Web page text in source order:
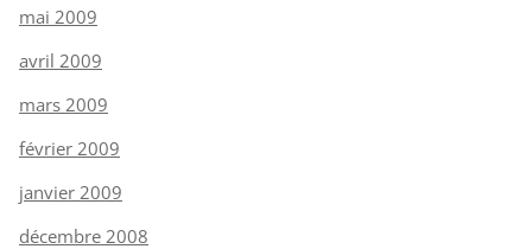
mai 2009
avril 2009
mars 2009
février 2009
janvier 2009
décembre 2008